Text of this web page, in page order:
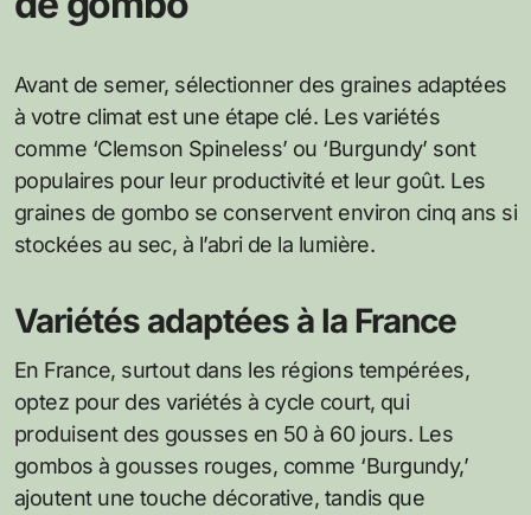
Avant de semer, sélectionner des graines adaptées
à votre climat est une étape clé. Les variétés
comme ‘Clemson Spineless’ ou ‘Burgundy’ sont
populaires pour leur productivité et leur goût. Les
graines de gombo se conservent environ cinq ans si
stockées au sec, à l’abri de la lumière.
Variétés adaptées à la France
En France, surtout dans les régions tempérées,
optez pour des variétés à cycle court, qui
produisent des gousses en 50 à 60 jours. Les
gombos à gousses rouges, comme ‘Burgundy,’
ajoutent une touche décorative, tandis que